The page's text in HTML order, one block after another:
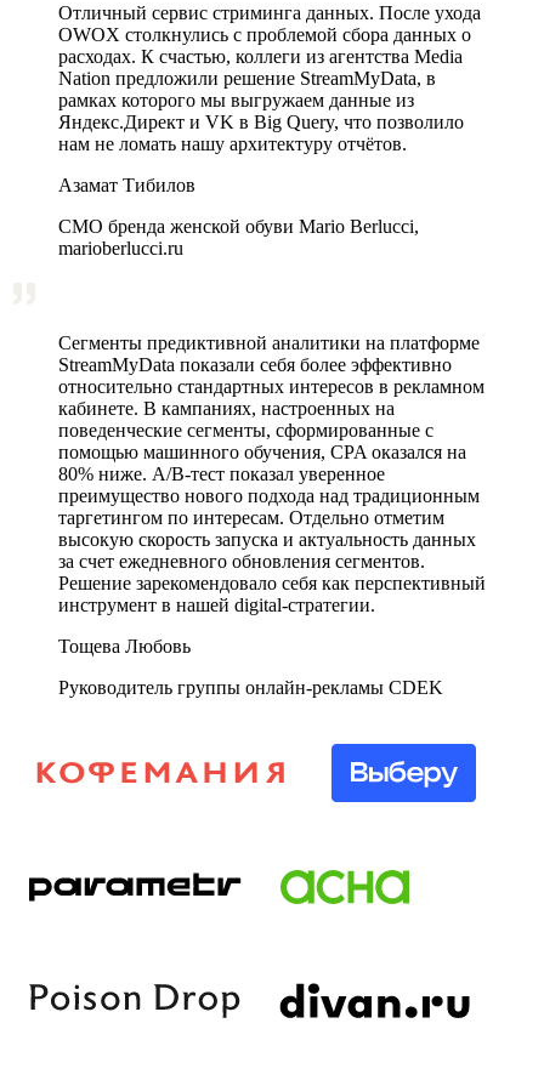
Отличный сервис стриминга данных. После ухода
OWOX столкнулись с проблемой сбора данных о
расходах. К счастью, коллеги из агентства Media
Nation предложили решение StreamMyData, в
рамках которого мы выгружаем данные из
Яндекс.Директ и VK в Big Query, что позволило
нам не ломать нашу архитектуру отчётов.
Азамат Тибилов
CMO бренда женской обуви Mario Berlucci,
marioberlucci.ru
Сегменты предиктивной аналитики на платформе
StreamMyData показали себя более эффективно
относительно стандартных интересов в рекламном
кабинете. В кампаниях, настроенных на
поведенческие сегменты, сформированные с
помощью машинного обучения, CPA оказался на
80% ниже. A/B‑тест показал уверенное
преимущество нового подхода над традиционным
таргетингом по интересам. Отдельно отметим
высокую скорость запуска и актуальность данных
за счет ежедневного обновления сегментов.
Решение зарекомендовало себя как перспективный
инструмент в нашей digital-стратегии.
Тощева Любовь
Руководитель группы онлайн-рекламы CDEK